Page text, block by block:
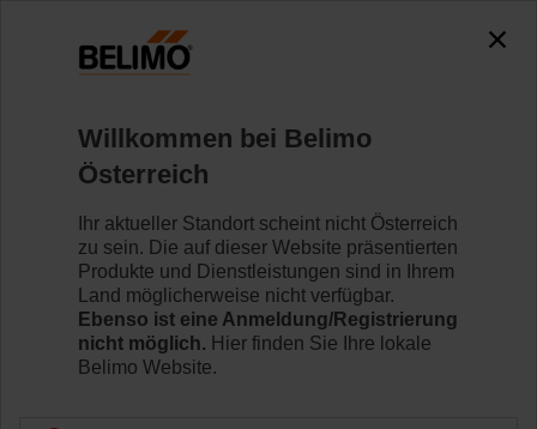
Entwickeln Sie Ihre
eigene IoT-
Applikation
Willkommen bei Belimo
Österreich
Ihr aktueller Standort scheint nicht Österreich
zu sein. Die auf dieser Website präsentierten
Produkte und Dienstleistungen sind in Ihrem
Land möglicherweise nicht verfügbar.
Ebenso ist eine Anmeldung/Registrierung
nicht möglich. Hier finden Sie Ihre lokale
Belimo Website.